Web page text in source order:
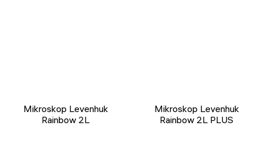
Mikroskop Levenhuk
Rainbow 2L
Mikroskop Levenhuk
Rainbow 2L PLUS